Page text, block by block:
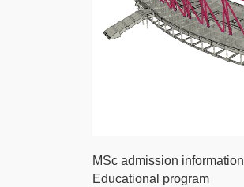
MSc admission information
Educational program